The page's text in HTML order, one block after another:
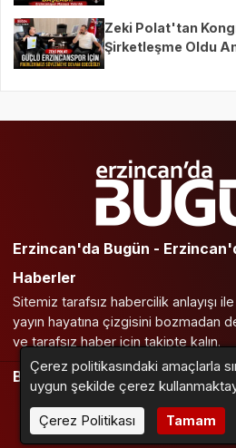
Zeki Polat'tan
Şirketleşme Oldu
Erzincan'da Bugün -
Haberler
Sitemiz tarafsız habercilik anlayışı ile
yayın hayatına çizgisini bozmadan
ve tarafsız haber için takipte kalın.
BİZİ TAKİP EDİN
Çerez politikasındaki amaçlarla
uygun şekilde çerez
Çerez Politikası
Tamam